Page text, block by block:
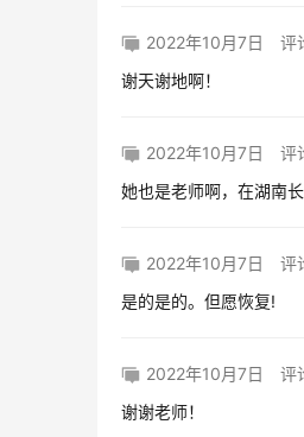
2022年10月7日 评
谢天谢地啊！
2022年10月7日 评
她也是老师啊，在湖南长
2022年10月7日 评
是的是的。但愿恢复!
2022年10月7日 评
谢谢老师！